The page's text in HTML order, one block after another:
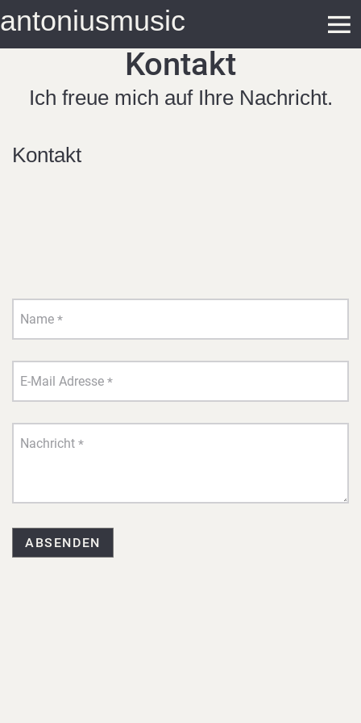
antoniusmusic
Kontakt
Ich freue mich auf Ihre Nachricht.
Kontakt
Name *
E-Mail Adresse *
Nachricht *
ABSENDEN